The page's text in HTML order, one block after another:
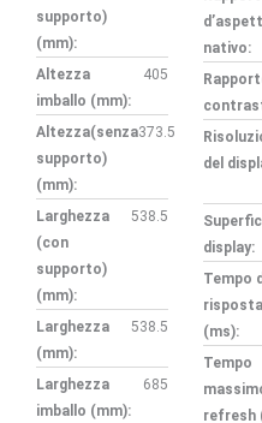
supporto)
(mm):
Altezza
imballo (mm):
405
Altezza(senza
supporto)
(mm):
373.5
Larghezza
(con
supporto)
(mm):
538.5
Larghezza
(mm):
538.5
Larghezza
imballo (mm):
685
nativo:
del
display:
Tempo
(ms):
Tempo
refresh